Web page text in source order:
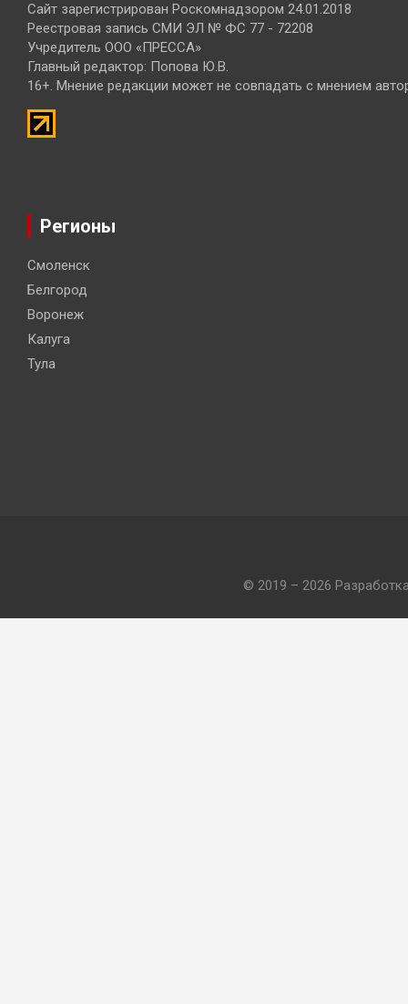
Сайт зарегистрирован Роскомнадзором 24.01.2018
Реестровая запись СМИ ЭЛ № ФС 77 - 72208
Учредитель ООО «ПРЕССА»
Главный редактор: Попова Ю.В.
16+. Мнение редакции может не совпадать с мнением
Регионы
Смоленск
Белгород
Воронеж
Калуга
Тула
© 2019 – 2026